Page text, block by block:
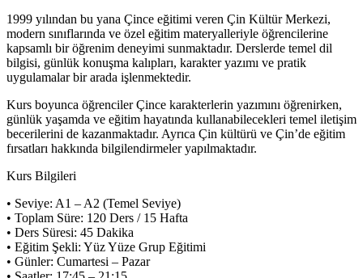
1999 yılından bu yana Çince eğitimi veren Çin Kültür Merkezi,
modern sınıflarında ve özel eğitim materyalleriyle öğrencilerine
kapsamlı bir öğrenim deneyimi sunmaktadır. Derslerde temel dil
bilgisi, günlük konuşma kalıpları, karakter yazımı ve pratik
uygulamalar bir arada işlenmektedir.
Kurs boyunca öğrenciler Çince karakterlerin yazımını öğrenirken,
günlük yaşamda ve eğitim hayatında kullanabilecekleri temel iletişim
becerilerini de kazanmaktadır. Ayrıca Çin kültürü ve Çin’de eğitim
fırsatları hakkında bilgilendirmeler yapılmaktadır.
Kurs Bilgileri
• Seviye: A1 – A2 (Temel Seviye)
• Toplam Süre: 120 Ders / 15 Hafta
• Ders Süresi: 45 Dakika
• Eğitim Şekli: Yüz Yüze Grup Eğitimi
• Günler: Cumartesi – Pazar